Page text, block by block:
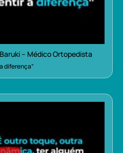
– Médico Ortopedista
diferença”